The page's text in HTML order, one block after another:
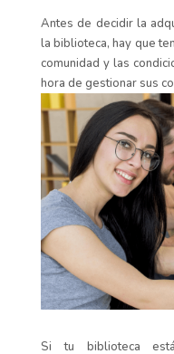
Antes de decidir la
la biblioteca, hay que
comunidad y las
hora de gestionar sus
Si tu biblioteca